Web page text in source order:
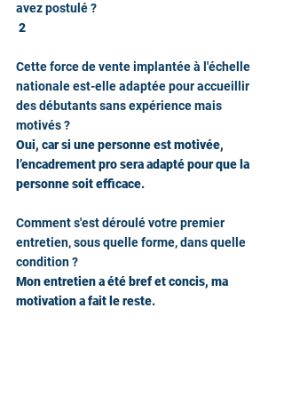
avez postulé ?
2
Cette force de vente implantée à l'échelle
nationale est-elle adaptée pour accueillir
des débutants sans expérience mais
motivés ?
Oui, car si une personne est motivée,
l’encadrement pro sera adapté pour que la
personne soit efficace.
Comment s'est déroulé votre premier
entretien, sous quelle forme, dans quelle
condition ?
Mon entretien a été bref et concis, ma
motivation a fait le reste.